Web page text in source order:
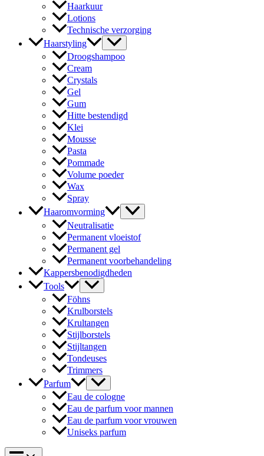
Haarkuur
Lotions
Technische verzorging
Haarstyling
Droogshampoo
Cream
Crystals
Gel
Gum
Hitte bestendigd
Klei
Mousse
Pasta
Pommade
Volume poeder
Wax
Spray
Haaromvorming
Neutralisatie
Permanent vloeistof
Permanent gel
Permanent voorbehandeling
Kappersbenodigdheden
Tools
Föhns
Krulborstels
Krultangen
Stijlborstels
Stijltangen
Tondeuses
Trimmers
Parfum
Eau de cologne
Eau de parfum voor mannen
Eau de parfum voor vrouwen
Uniseks parfum